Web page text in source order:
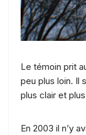
Le témoin prit
peu plus loin. Il
plus clair et
En 2003 il n’y